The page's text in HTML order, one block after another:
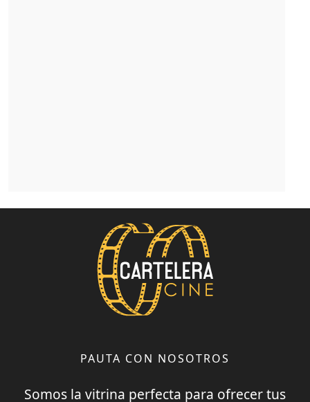
PAUTA CON NOSOTROS
Somos la vitrina perfecta para ofrecer tus